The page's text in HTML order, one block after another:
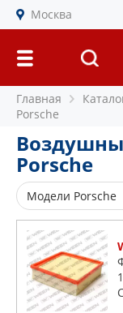
Москва
Главная
Porsche
Porsche
Модели Porsche
924